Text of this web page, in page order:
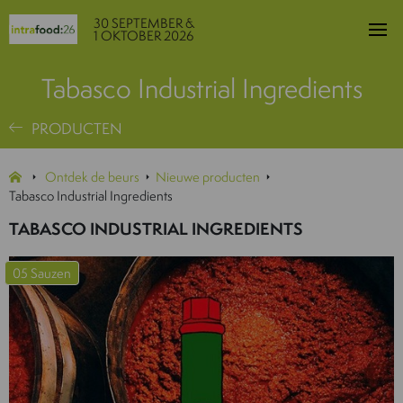
30 SEPTEMBER &
1 OKTOBER 2026
Tabasco Industrial Ingredients
PRODUCTEN
Ontdek de beurs
Nieuwe producten
Tabasco Industrial Ingredients
TABASCO INDUSTRIAL INGREDIENTS
05 Sauzen